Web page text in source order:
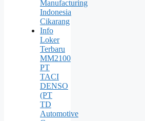
Manufacturing
Indonesia
Cikarang
Info
Loker
Terbaru
MM2100
PT
TACI
DENSO
(PT
TD
Automotive